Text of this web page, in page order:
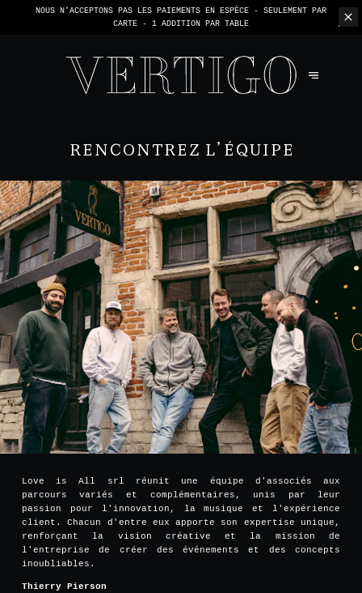
NOUS N'ACCEPTONS PAS LES PAIEMENTS EN ESPÈCE - SEULEMENT PAR
CARTE - 1 ADDITION PAR TABLE
RENCONTREZ L’ÉQUIPE
Love is All srl réunit une équipe d'associés aux
parcours variés et complémentaires, unis par leur
passion pour l'innovation, la musique et l'expérience
client. Chacun d'entre eux apporte son expertise unique,
renforçant la vision créative et la mission de
l'entreprise de créer des événements et des concepts
inoubliables.
Thierry Pierson